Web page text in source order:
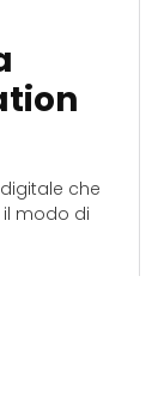
che
modo di